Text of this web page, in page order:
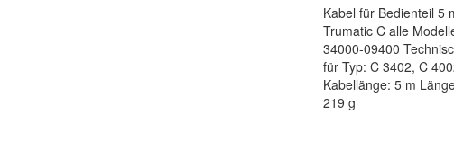
Kabel für Bedienteil 5
Trumatic C alle
34000-09400
für Typ: C 3402, C
Kabellänge: 5 m
219 g